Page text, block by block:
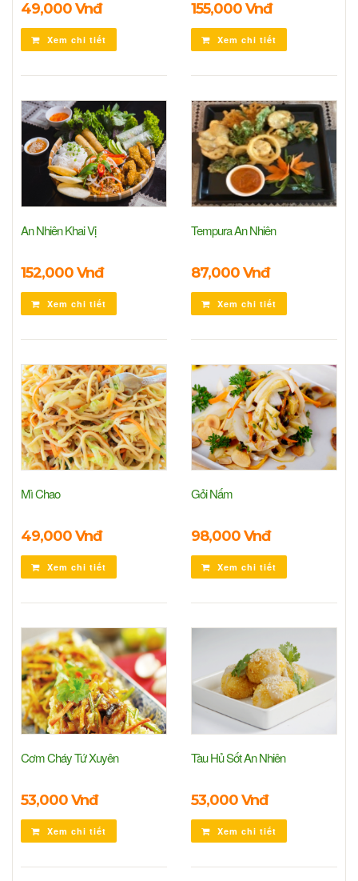
49,000 Vnđ
Xem chi tiết
155,000 Vnđ
Xem chi tiết
An Nhiên Khai Vị
152,000 Vnđ
Xem chi tiết
Tempura An Nhiên
87,000 Vnđ
Xem chi tiết
Mì Chao
49,000 Vnđ
Xem chi tiết
Gỏi Nấm
98,000 Vnđ
Xem chi tiết
Cơm Cháy Tứ Xuyên
53,000 Vnđ
Xem chi tiết
Tàu Hủ Sốt An Nhiên
53,000 Vnđ
Xem chi tiết